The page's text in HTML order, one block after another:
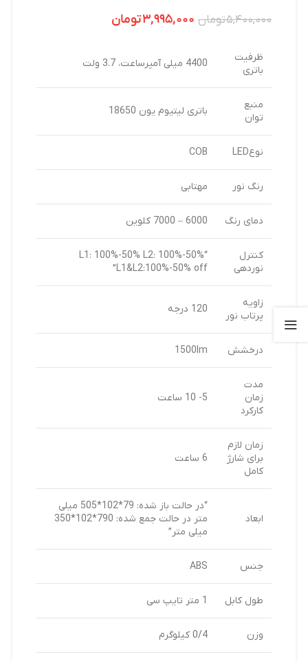
۵,۴۰۰,۰۰۰تومان ۳,۹۹۵,۰۰۰تومان
ظرفیت
باتری
4400 میلی آمپرساعت، 3.7 ولت
منبع
توان
باتری لیتیوم یون 18650
نوعLED COB
رنگ نور مهتابی
دمای رنگ 6000 – 7000 کلوین
کنترل
نوردهی
“L1: 100%-50% L2: 100%-50%
L1&L2:100%-50% off”
زاویه
پرتاب نور
120 درجه
درخشش 1500lm
مدت
زمان
کارکرد
5- 10 ساعت
زمان لازم
برای شارژ
کامل
6 ساعت
ابعاد
“در حالت باز شده: 79*102*505 میلی
متر در حالت جمع شده: 790*102*350
میلی متر”
جنس ABS
طول کابل 1 متر تایپ سی
وزن 0/4 کیلوگرم